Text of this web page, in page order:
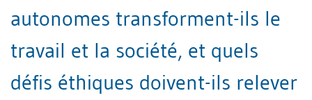
autonomes transforment-ils le
travail et la société, et quels
défis éthiques doivent-ils relever